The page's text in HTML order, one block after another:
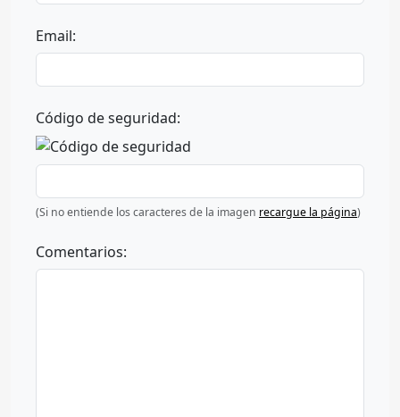
Email:
Código de seguridad:
(Si no entiende los caracteres de la imagen recargue la página)
Comentarios: